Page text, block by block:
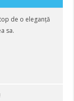
de o eleganță
sa.